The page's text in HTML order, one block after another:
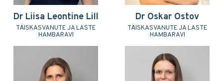
Dr Liisa Leontine Lill
TÄISKASVANUTE JA LASTE
HAMBARAVI
Dr Oskar Ostov
TÄISKASVANUTE JA LASTE
HAMBARAVI